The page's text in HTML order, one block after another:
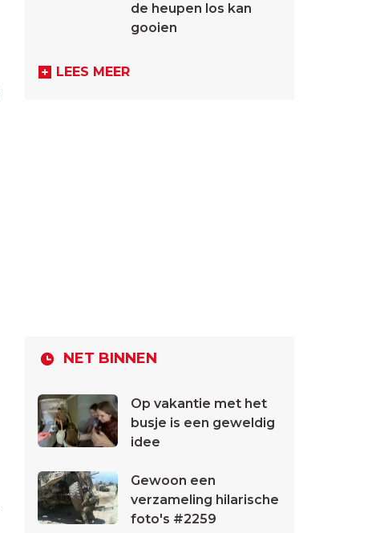
de heupen los kan
gooien
LEES MEER
NET BINNEN
Op vakantie met het
busje is een geweldig
idee
Gewoon een
verzameling hilarische
foto's #2259